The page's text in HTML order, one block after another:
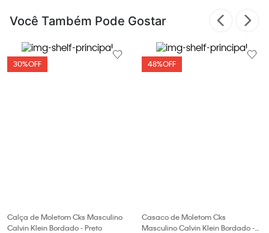
Você Também Pode Gostar
30%OFF
Calça de Moletom Cks Masculino
Calvin Klein Bordado - Preto
48%OFF
Casaco de Moletom Cks
Masculino Calvin Klein Bordado -